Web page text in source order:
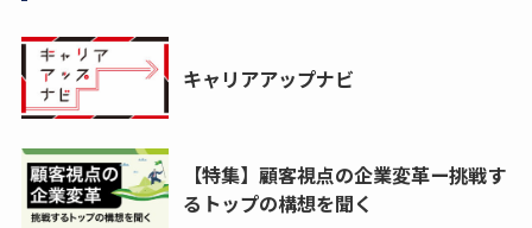
キャリアアップナビ
【特集】顧客視点の企業変革ー挑戦す
るトップの構想を聞く